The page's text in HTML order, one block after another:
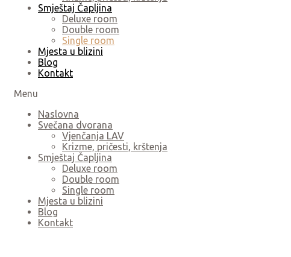
Smještaj Čapljina
Deluxe room
Double room
Single room
Mjesta u blizini
Blog
Kontakt
Menu
Naslovna
Svečana dvorana
Vjenčanja LAV
Krizme, pričesti, krštenja
Smještaj Čapljina
Deluxe room
Double room
Single room
Mjesta u blizini
Blog
Kontakt